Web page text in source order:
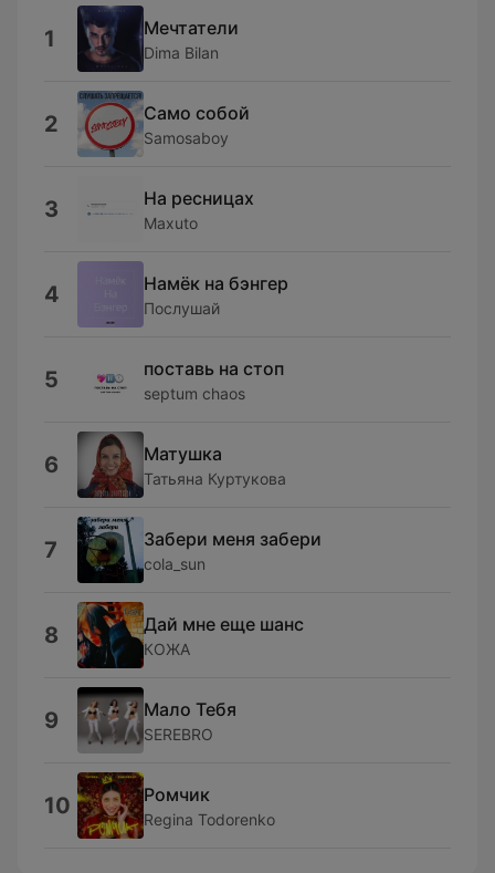
1 Мечтатели
Dima Bilan
2 Само собой
Samosaboy
3 На ресницах
Maxuto
4 Намёк на бэнгер
Послушай
5 поставь на стоп
septum chaos
6 Матушка
Татьяна Куртукова
7 Забери меня забери
cola_sun
8 Дай мне еще шанс
КОЖА
9 Мало Тебя
SEREBRO
10 Ромчик
Regina Todorenko